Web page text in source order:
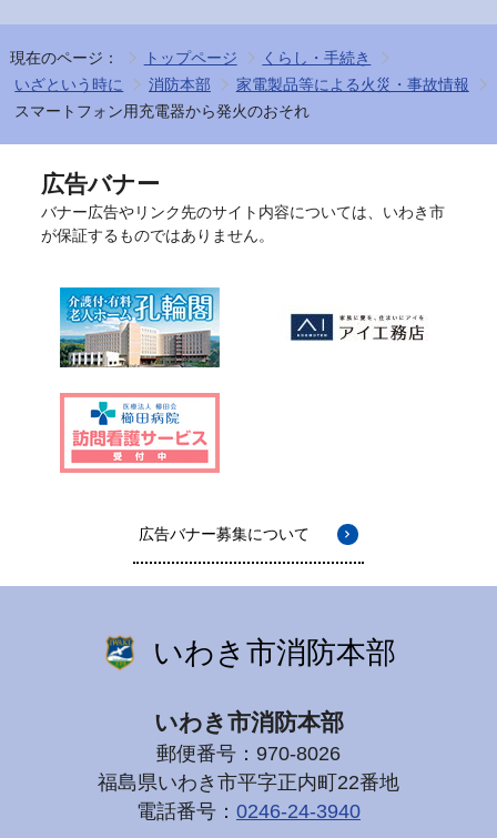
現在のページ： トップページ
くらし・手続き
いざという時に
消防本部
家電製品等による火災・事故情報
スマートフォン用充電器から発火のおそれ
広告バナー
バナー広告やリンク先のサイト内容については、いわき市
が保証するものではありません。
広告バナー募集について
いわき市消防本部
いわき市消防本部
郵便番号：970-8026
福島県いわき市平字正内町22番地
電話番号： 0246-24-3940